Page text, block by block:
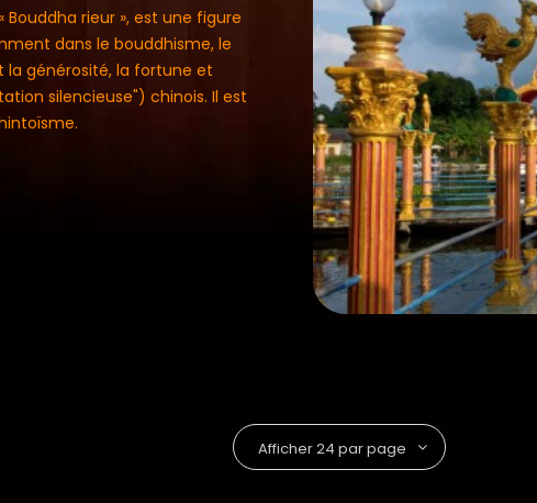
rieur », est une figure
dans le bouddhisme, le
la générosité, la fortune et
silencieuse") chinois. Il est